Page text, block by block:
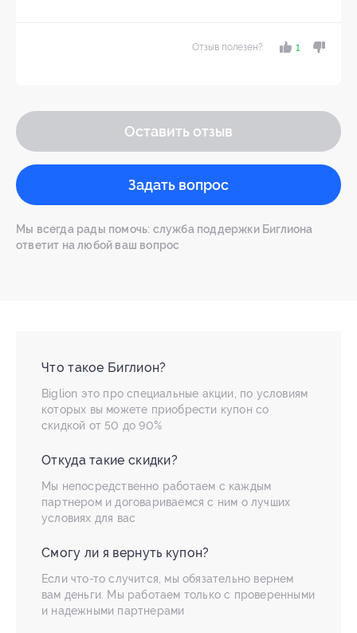
Отзыв полезен? 1
Оставить отзыв
Задать вопрос
Мы всегда рады помочь: служба поддержки Биглиона
ответит на любой ваш вопрос
Что такое Биглион?
Biglion это про специальные акции, по условиям
которых вы можете приобрести купон со
скидкой от 50 до 90%
Откуда такие скидки?
Мы непосредственно работаем с каждым
партнером и договариваемся с ним о лучших
условиях для вас
Смогу ли я вернуть купон?
Если что-то случится, мы обязательно вернем
вам деньги. Мы работаем только с проверенными
и надежными партнерами